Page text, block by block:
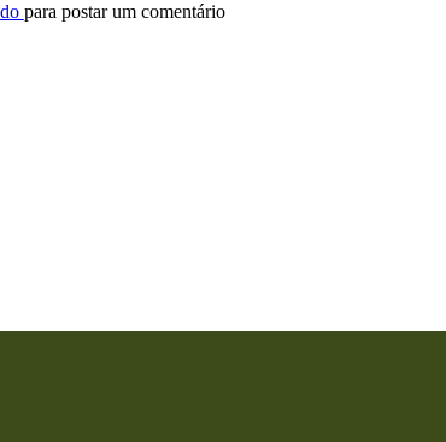
para postar um comentário